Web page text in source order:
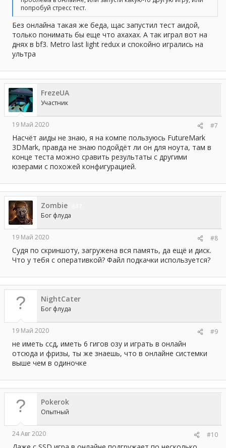
попробуй стресс тест.
Без онлайна такая же беда, щас запустил тест аидой,
только понимать бы еще что ахахах. А так играл вот на
днях в bf3. Metro last light redux и спокойно игрались на
ультра
FrezeUA
Участник
19 Май 2020 #7
Насчёт аиды не знаю, я на компе пользуюсь FutureMark
3DMark, правда не знаю подойдёт ли он для ноута, там в
конце теста можно сравить результаты с другими
юзерами с похожей конфигурацией.
Zombie
Бог флуда
19 Май 2020 #8
Судя по скриншоту, загружена вся память, да ещё и диск.
Что у тебя с оперативкой? Файл подкачки используется?
NightCater
Бог флуда
19 Май 2020 #9
не иметь ссд, иметь 6 гигов озу и играть в онлайн
отсюда и фризы, ты же знаешь, что в онлайне системки
выше чем в одиночке
Pokerok
Опытный
24 Авг 2020 #10